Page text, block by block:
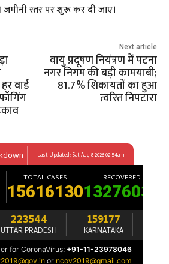
स्तर पर शुरू कर दी जाए।
वार्ड
Next article
वायु प्रदूषण नियंत्रण में पटना
नगर निगम की बड़ी कामयाबी;
81.7% शिकायतों का हुआ
त्वरित निपटारा